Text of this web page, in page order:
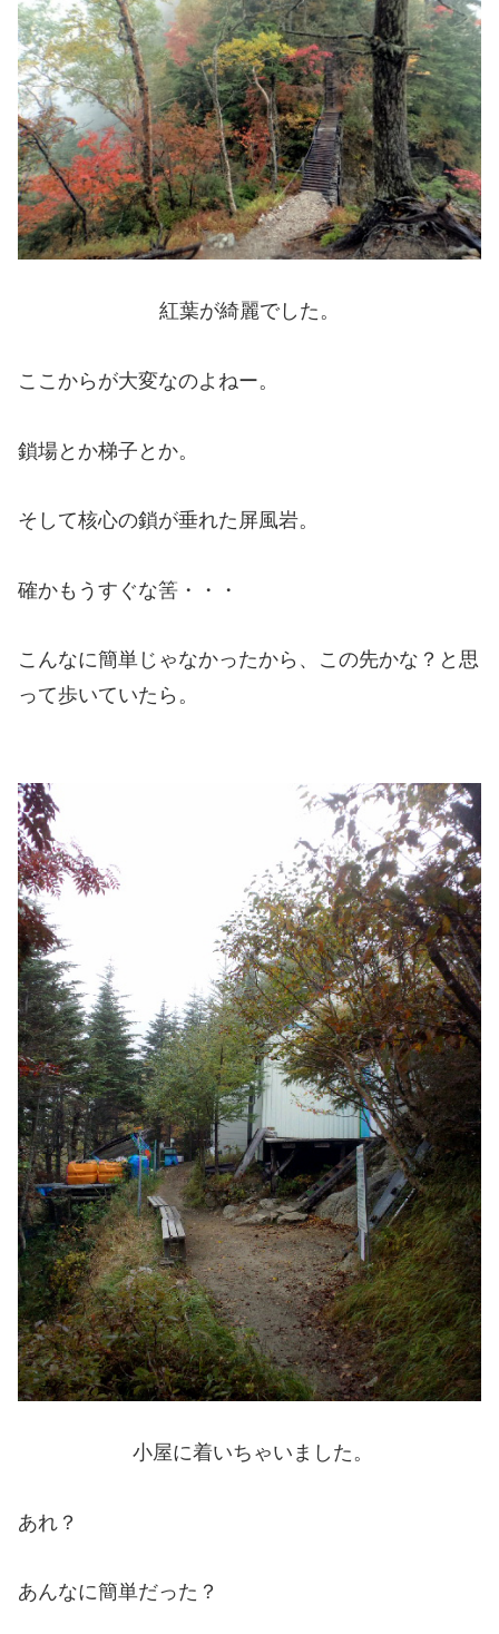
紅葉が綺麗でした。
ここからが大変なのよねー。
鎖場とか梯子とか。
そして核心の鎖が垂れた屏風岩。
確かもうすぐな筈・・・
こんなに簡単じゃなかったから、この先かな？と思
って歩いていたら。
小屋に着いちゃいました。
あれ？
あんなに簡単だった？